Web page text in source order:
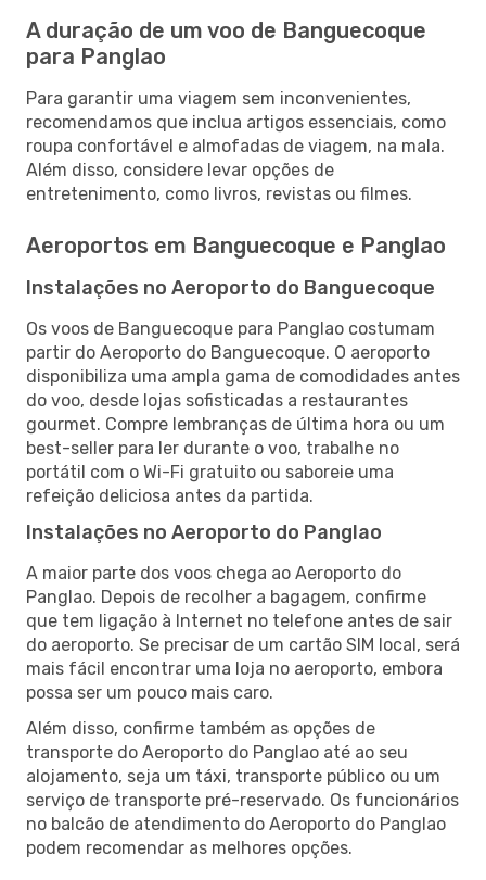
A duração de um voo de Banguecoque
para Panglao
Para garantir uma viagem sem inconvenientes,
recomendamos que inclua artigos essenciais, como
roupa confortável e almofadas de viagem, na mala.
Além disso, considere levar opções de
entretenimento, como livros, revistas ou filmes.
Aeroportos em Banguecoque e Panglao
Instalações no Aeroporto do Banguecoque
Os voos de Banguecoque para Panglao costumam
partir do Aeroporto do Banguecoque. O aeroporto
disponibiliza uma ampla gama de comodidades antes
do voo, desde lojas sofisticadas a restaurantes
gourmet. Compre lembranças de última hora ou um
best-seller para ler durante o voo, trabalhe no
portátil com o Wi-Fi gratuito ou saboreie uma
refeição deliciosa antes da partida.
Instalações no Aeroporto do Panglao
A maior parte dos voos chega ao Aeroporto do
Panglao. Depois de recolher a bagagem, confirme
que tem ligação à Internet no telefone antes de sair
do aeroporto. Se precisar de um cartão SIM local, será
mais fácil encontrar uma loja no aeroporto, embora
possa ser um pouco mais caro.
Além disso, confirme também as opções de
transporte do Aeroporto do Panglao até ao seu
alojamento, seja um táxi, transporte público ou um
serviço de transporte pré-reservado. Os funcionários
no balcão de atendimento do Aeroporto do Panglao
podem recomendar as melhores opções.